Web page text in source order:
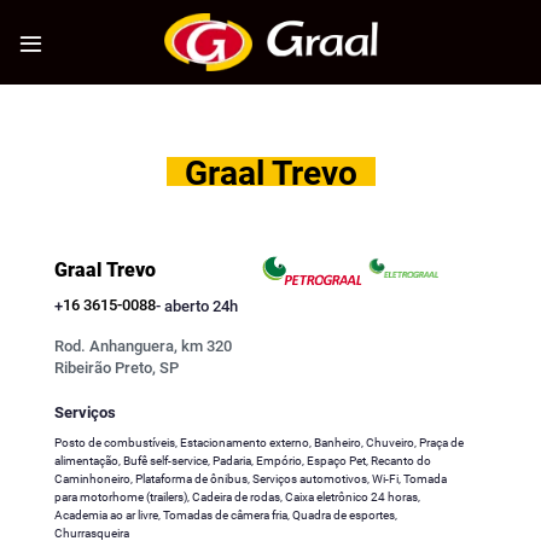
Graal Trevo
Graal Trevo
+16 3615-0088- aberto 24h
Rod. Anhanguera, km 320
Ribeirão Preto, SP
Posto de combustíveis, Estacionamento externo, Banheiro, Chuveiro, Praça de
alimentação, Bufê self-service, Padaria, Empório, Espaço Pet, Recanto do
Caminhoneiro, Plataforma de ônibus, Serviços automotivos, Wi-Fi, Tomada
para motorhome (trailers), Cadeira de rodas, Caixa eletrônico 24 horas,
Academia ao ar livre, Tomadas de câmera fria, Quadra de esportes,
Churrasqueira